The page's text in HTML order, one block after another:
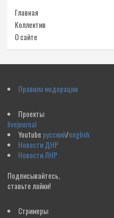
Главная
Коллектив
О сайте
Правила модерации
Проекты:
livejournal
Youtube русский/english
Новости ДНР
Новости ЛНР
Подписывайтесь,
ставьте лайки!
Стримеры: